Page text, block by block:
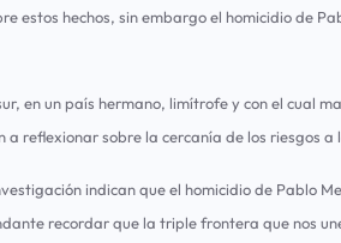
estos hechos, sin embargo el homicidio de
en un país hermano, limítrofe y con el cual
reflexionar sobre la cercanía de los riesgos a
indican que el homicidio de Pablo
recordar que la triple frontera que nos